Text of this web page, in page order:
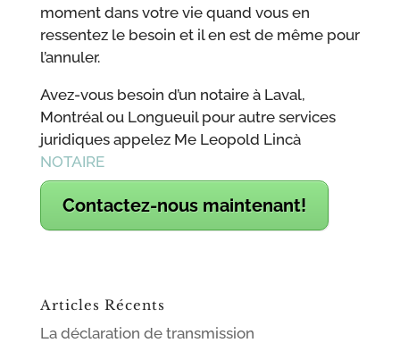
moment dans votre vie quand vous en
ressentez le besoin et il en est de même pour
l’annuler.
Avez-vous besoin d’un notaire à Laval,
Montréal ou Longueuil pour autre services
juridiques appelez Me Leopold Lincà
NOTAIRE
Contactez-nous maintenant!
Articles Récents
La déclaration de transmission